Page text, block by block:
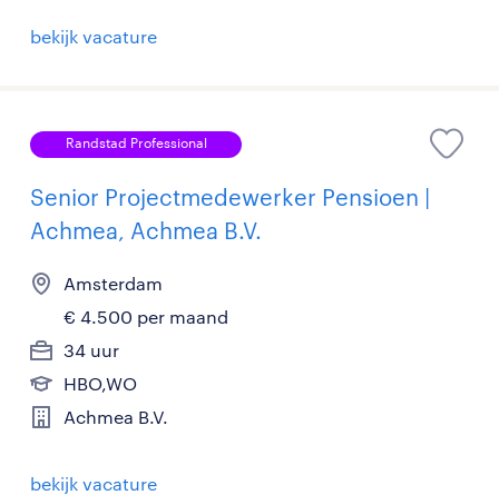
bekijk vacature
Randstad Professional
Senior Projectmedewerker Pensioen |
Achmea, Achmea B.V.
Amsterdam
€ 4.500 per maand
34 uur
HBO,WO
Achmea B.V.
bekijk vacature